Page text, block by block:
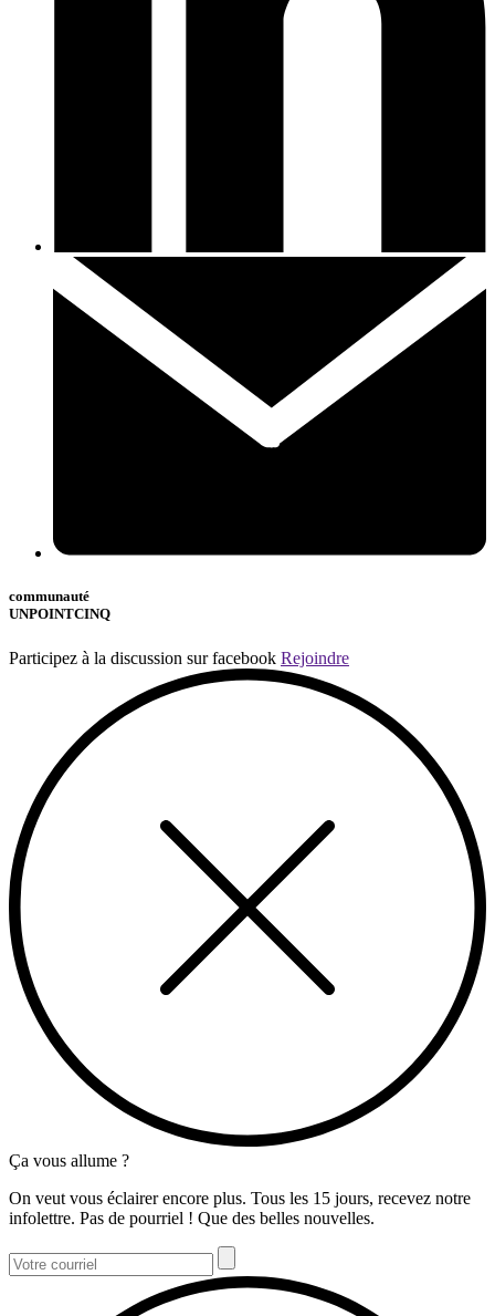
communauté
UNPOINTCINQ
Participez à la discussion sur facebook Rejoindre
Ça vous allume ?
On veut vous éclairer encore plus. Tous les 15 jours, recevez notre
infolettre. Pas de pourriel ! Que des belles nouvelles.